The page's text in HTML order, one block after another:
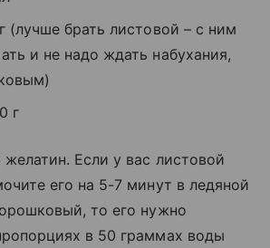
(лучше брать листовой – с ним
и не надо ждать набухания,
г
желатин. Если у вас листовой
его на 5-7 минут в ледяной
то его нужно
в 50 граммах воды